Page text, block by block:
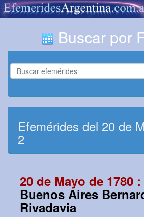
Buscar por
Efemérides del 20 de
2
20 de Mayo de 1780 :
Buenos Aires
Rivadavia